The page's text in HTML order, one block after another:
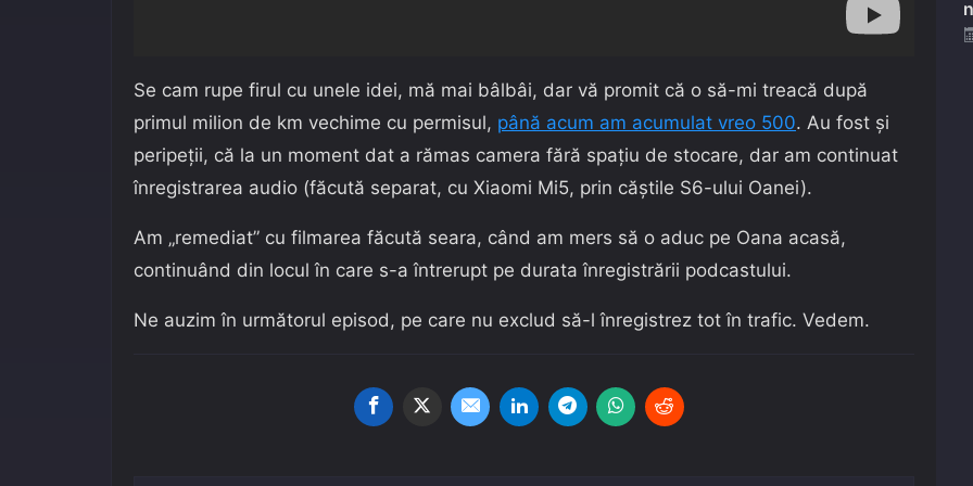
Se cam rupe firul cu unele idei, mă mai bâlbâi, dar vă promit că o să-mi treacă după
primul milion de km vechime cu permisul, până acum am acumulat vreo 500. Au fost și
peripeții, că la un moment dat a rămas camera fără spațiu de stocare, dar am continuat
înregistrarea audio (făcută separat, cu Xiaomi Mi5, prin căștile S6-ului Oanei).
Am „remediat” cu filmarea făcută seara, când am mers să o aduc pe Oana acasă,
continuând din locul în care s-a întrerupt pe durata înregistrării podcastului.
Ne auzim în următorul episod, pe care nu exclud să-l înregistrez tot în trafic. Vedem.